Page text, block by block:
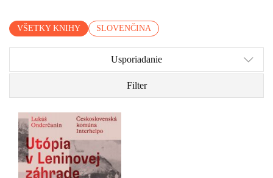
VŠETKY KNIHY SLOVENČINA
Usporiadanie
Filter
Nie je to žiadna
fatamorgána – pred očami
sa im skutočne črtajú
obrysy vysnívaného raja.
Ďaleko za chrbtami